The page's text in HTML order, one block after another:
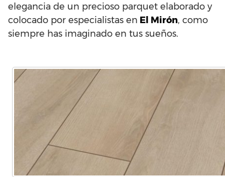
elegancia de un precioso parquet elaborado y
colocado por especialistas en El Mirón, como
siempre has imaginado en tus sueños.